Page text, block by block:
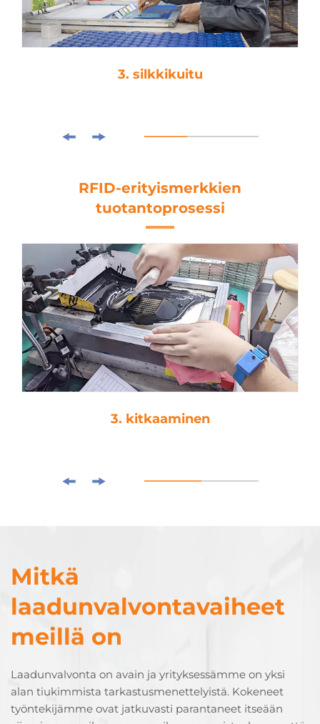
4. laminointi
RFID-erityismerkkien
tuotantoprosessi
4. tippaamat
Mitkä
laadunvalvontavaiheet
meillä on
Laadunvalvonta on avain ja yrityksessämme on yksi
alan tiukimmista tarkastusmenettelyistä. Kokeneet
työntekijämme ovat jatkuvasti parantaneet itseään